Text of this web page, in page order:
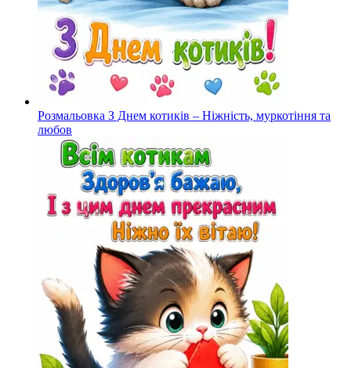
Розмальовка З Днем котиків – Ніжність, муркотіння та
любов